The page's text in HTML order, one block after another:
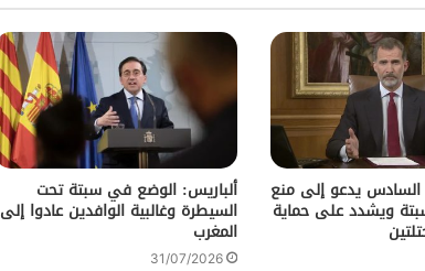
السادس يدعو إلى منع
ويشدد على حماية
ألباريس: الوضع في سبتة تحت
السيطرة وغالبية الوافدين عادوا إلى
المغرب
31/07/2026